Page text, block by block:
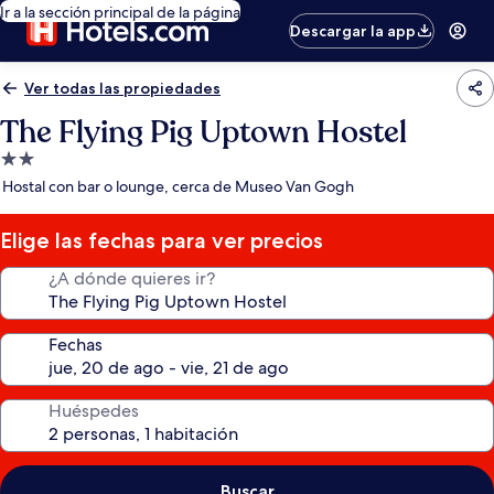
Ir a la sección principal de la página
Descargar la app
Ver todas las propiedades
The Flying Pig Uptown Hostel
Propiedad
de
estrellas
Hostal con bar o lounge, cerca de Museo Van Gogh
Elige las fechas para ver precios
¿A dónde quieres ir?
Fechas
Huéspedes